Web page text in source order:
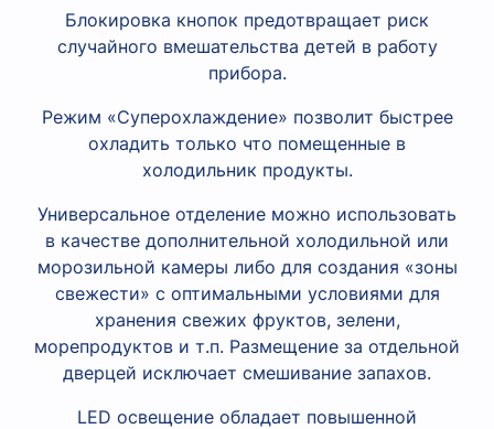
Блокировка кнопок предотвращает риск
случайного вмешательства детей в работу
прибора.
Режим «Суперохлаждение» позволит быстрее
охладить только что помещенные в
холодильник продукты.
Универсальное отделение можно использовать
в качестве дополнительной холодильной или
морозильной камеры либо для создания «зоны
свежести» с оптимальными условиями для
хранения свежих фруктов, зелени,
морепродуктов и т.п. Размещение за отдельной
дверцей исключает смешивание запахов.
LED освещение обладает повышенной